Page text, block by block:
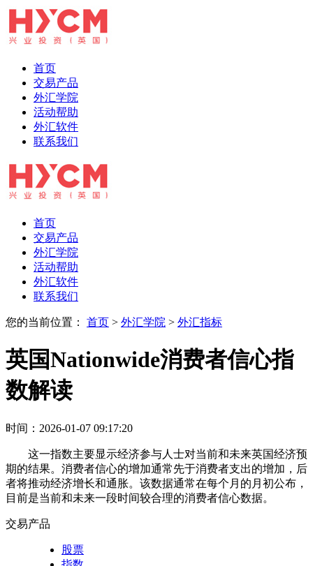
首页
交易产品
外汇学院
活动帮助
外汇软件
联系我们
首页
交易产品
外汇学院
活动帮助
外汇软件
联系我们
您的当前位置： 首页 > 外汇学院 > 外汇指标
英国Nationwide消费者信心指
数解读
时间：2026-01-07 09:17:20
这一指数主要显示经济参与人士对当前和未来英国经济预
期的结果。消费者信心的增加通常先于消费者支出的增加，后
者将推动经济增长和通胀。该数据通常在每个月的月初公布，
目前是当前和未来一段时间较合理的消费者信心数据。
交易产品
股票